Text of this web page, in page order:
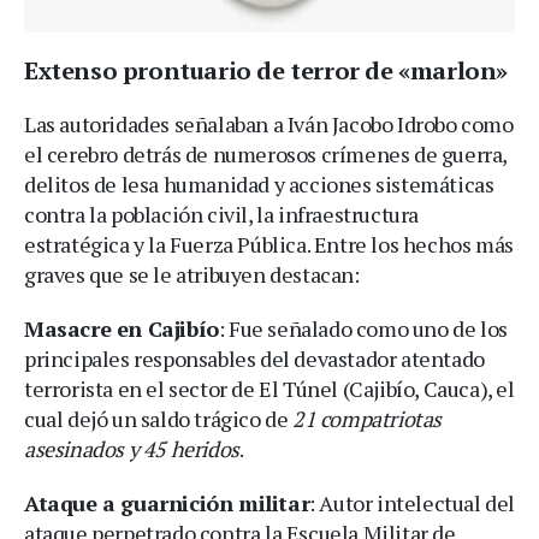
Extenso prontuario de terror de «marlon»
Las autoridades señalaban a Iván Jacobo Idrobo como
el cerebro detrás de numerosos crímenes de guerra,
delitos de lesa humanidad y acciones sistemáticas
contra la población civil, la infraestructura
estratégica y la Fuerza Pública. Entre los hechos más
graves que se le atribuyen destacan:
Masacre en Cajibío: Fue señalado como uno de los
principales responsables del devastador atentado
terrorista en el sector de El Túnel (Cajibío, Cauca), el
cual dejó un saldo trágico de 21 compatriotas
asesinados y 45 heridos.
Ataque a guarnición militar: Autor intelectual del
ataque perpetrado contra la Escuela Militar de